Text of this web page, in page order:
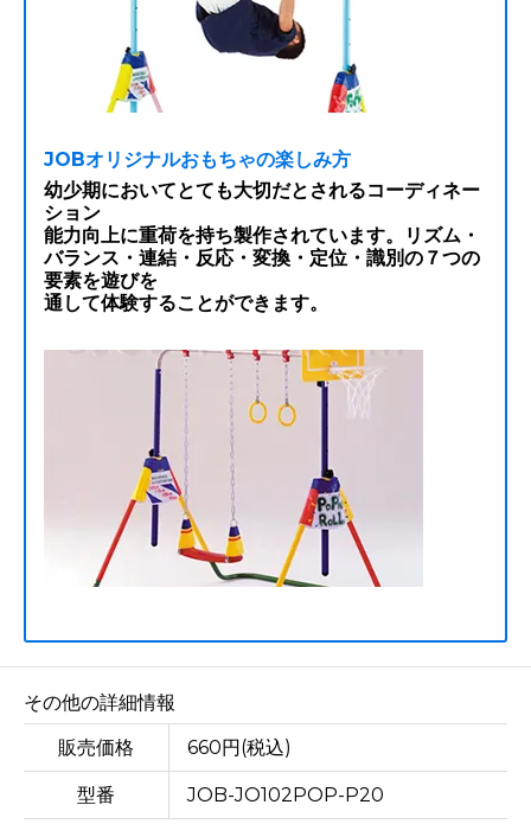
JOBオリジナルおもちゃの楽しみ方
幼少期においてとても大切だとされるコーディネー
ション
能力向上に重荷を持ち製作されています。リズム・
バランス・連結・反応・変換・定位・識別の７つの
要素を遊びを
通して体験することができます。
その他の詳細情報
販売価格 660円(税込)
型番 JOB-JO102POP-P20